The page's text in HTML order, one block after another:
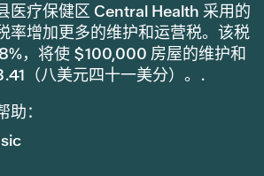
医疗保健区 Central Health 采用的
率增加更多的维护和运营税。该税
，将使 $100,000 房屋的维护和
（八美元四十一美分）。.
：